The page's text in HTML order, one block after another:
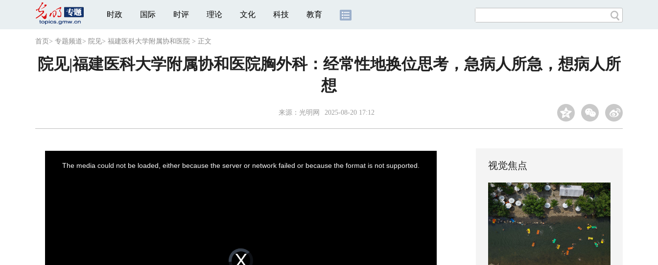
时政 国际 时评 理论 文化 科技 教育
首页 > 专题频道> 院见> 福建医科大学附属协和医院 > 正文
院见|福建医科大学附属协和医院胸外科：经常性地换位思考，急病人所急，想病人所
想
来源：光明网 2025-08-20 17:12
Video
Player
The media could not be loaded, either because the server or network failed or because the format is not supported. 视觉焦点